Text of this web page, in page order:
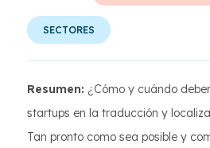
SECTORES
Resumen: ¿Cómo y cuándo
startups en la traducción y
Tan pronto como sea posible y